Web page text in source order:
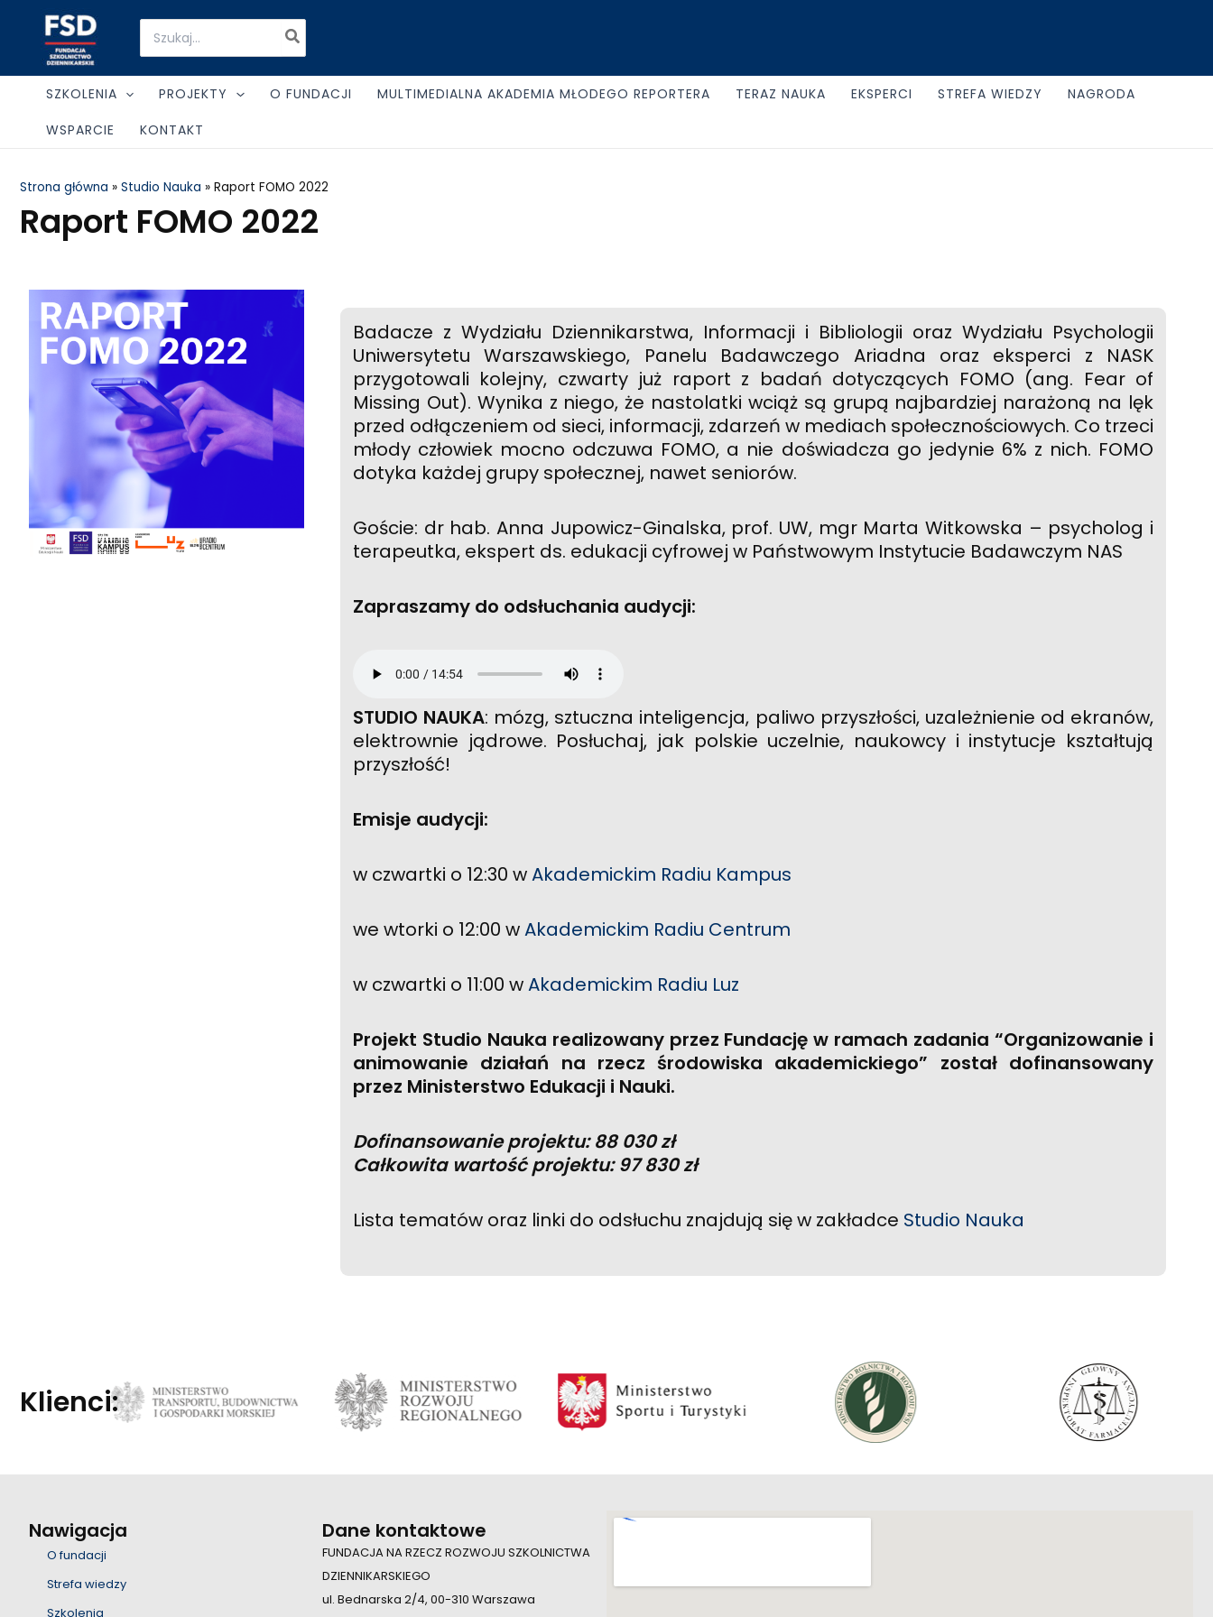
content
Search
for:
SZKOLENIA PROJEKTY O FUNDACJI MULTIMEDIALNA AKADEMIA MŁODEGO REPORTERA TERAZ NAUKA EKSPERCI STREFA WIEDZY
NAGRODA
WSPARCIE
KONTAKT
Strona główna » Studio Nauka » Raport FOMO 2022
Raport FOMO 2022
Badacze z Wydziału Dziennikarstwa, Informacji i Bibliologii oraz Wydziału Psychologii
Uniwersytetu Warszawskiego, Panelu Badawczego Ariadna oraz eksperci z NASK
przygotowali kolejny, czwarty już raport z badań dotyczących FOMO (ang. Fear of
Missing Out). Wynika z niego, że nastolatki wciąż są grupą najbardziej narażoną na lęk
przed odłączeniem od sieci, informacji, zdarzeń w mediach społecznościowych. Co trzeci
młody człowiek mocno odczuwa FOMO, a nie doświadcza go jedynie 6% z nich. FOMO
dotyka każdej grupy społecznej, nawet seniorów.
Goście: dr hab. Anna Jupowicz-Ginalska, prof. UW, mgr Marta Witkowska – psycholog i
terapeutka, ekspert ds. edukacji cyfrowej w Państwowym Instytucie Badawczym NAS
Zapraszamy do odsłuchania audycji:
STUDIO NAUKA: mózg, sztuczna inteligencja, paliwo przyszłości, uzależnienie od ekranów,
elektrownie jądrowe. Posłuchaj, jak polskie uczelnie, naukowcy i instytucje kształtują
przyszłość!
Emisje audycji:
w czwartki o 12:30 wAkademickim Radiu Kampus
we wtorki o 12:00 wAkademickim Radiu Centrum
w czwartki o 11:00 wAkademickim Radiu Luz
Projekt Studio Nauka realizowany przez Fundację w ramach zadania “Organizowanie i
animowanie działań na rzecz środowiska akademickiego” został dofinansowany
przez Ministerstwo Edukacji i Nauki.
Dofinansowanie projektu: 88 030 zł
Całkowita wartość projektu: 97 830 zł
Lista tematów oraz linki do odsłuchu znajdują się w zakładce Studio Nauka
Klienci:
Nawigacja
O fundacji
Strefa wiedzy
Szkolenia
Dane kontaktowe
FUNDACJA NA RZECZ ROZWOJU SZKOLNICTWA
DZIENNIKARSKIEGO
ul. Bednarska 2/4, 00-310 Warszawa